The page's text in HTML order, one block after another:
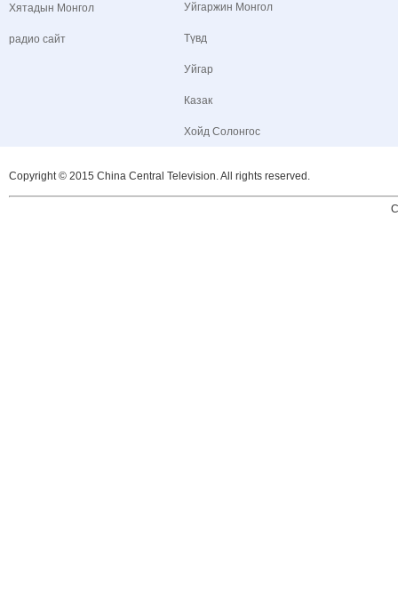
Хятадын Монгол
радио сайт
Уйгаржин Монгол
Түвд
Уйгар
Казак
Хойд Солонгос
Copyright © 2015 China Central Television. All rights reserved.